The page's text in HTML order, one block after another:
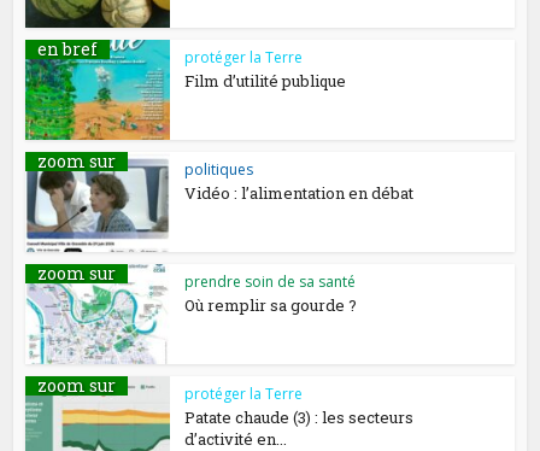
en bref protéger la Terre
Film d’utilité publique
zoom sur politiques
Vidéo : l’alimentation en débat
zoom sur prendre soin de sa santé
Où remplir sa gourde ?
zoom sur protéger la Terre
Patate chaude (3) : les secteurs
d’activité en...